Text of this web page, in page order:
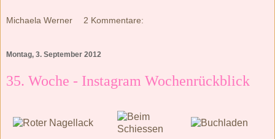
Michaela Werner 2 Kommentare:
Montag, 3. September 2012
35. Woche - Instagram Wochenrückblick